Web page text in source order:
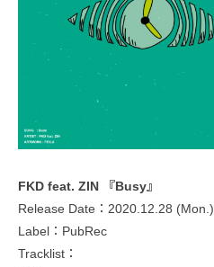
FKD feat. ZIN 『Busy』
Release Date：2020.12.28 (Mon.)
Label：PubRec
Tracklist：